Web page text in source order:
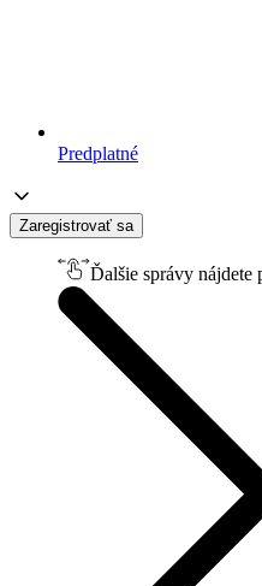
Predplatné
Zaregistrovať sa
Ďalšie správy nájdete